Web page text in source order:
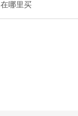
在哪里买